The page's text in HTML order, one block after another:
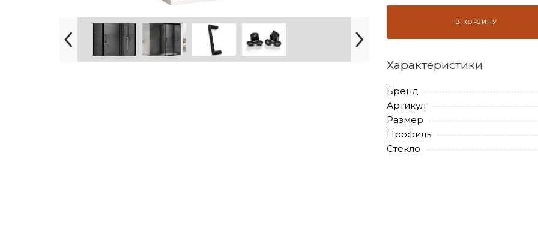
В КОРЗИНУ
Характеристики
Бренд
Артикул
Размер
Профиль
Стекло